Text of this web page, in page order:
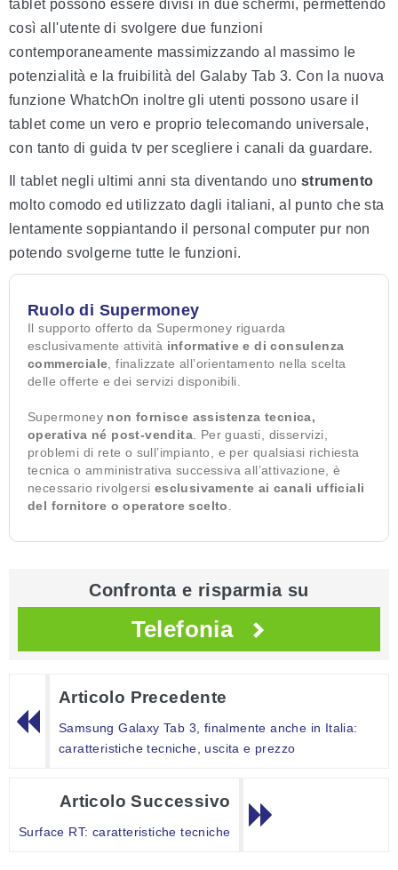
tablet possono essere divisi in due schermi, permettendo
così all'utente di svolgere due funzioni
contemporaneamente massimizzando al massimo le
potenzialità e la fruibilità del Galaby Tab 3. Con la nuova
funzione WhatchOn inoltre gli utenti possono usare il
tablet come un vero e proprio telecomando universale,
con tanto di guida tv per scegliere i canali da guardare.
Il tablet negli ultimi anni sta diventando uno strumento
molto comodo ed utilizzato dagli italiani, al punto che sta
lentamente soppiantando il personal computer pur non
potendo svolgerne tutte le funzioni.
Ruolo di Supermoney
Il supporto offerto da Supermoney riguarda
esclusivamente attività informative e di consulenza
commerciale , finalizzate all’orientamento nella scelta
delle offerte e dei servizi disponibili.
Supermoney non fornisce assistenza tecnica,
operativa né post-vendita . Per guasti, disservizi,
problemi di rete o sull’impianto, e per qualsiasi richiesta
tecnica o amministrativa successiva all’attivazione, è
necessario rivolgersi esclusivamente ai canali ufficiali
del fornitore o operatore scelto
Confronta e risparmia su
Telefonia
Articolo Precedente
Samsung Galaxy Tab 3, finalmente anche in Italia:
caratteristiche tecniche, uscita e prezzo
Articolo Successivo
Surface RT: caratteristiche tecniche